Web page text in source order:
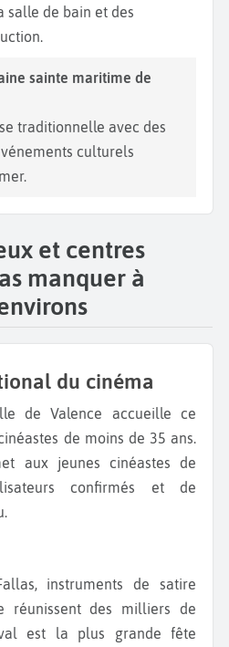
salle de bain et des
sainte maritime de
traditionnelle avec des
culturels
et centres
manquer à
du cinéma
de moins de 35 ans.
aux jeunes cinéastes de
confirmés et de
réunissent des milliers de
est la plus grande fête